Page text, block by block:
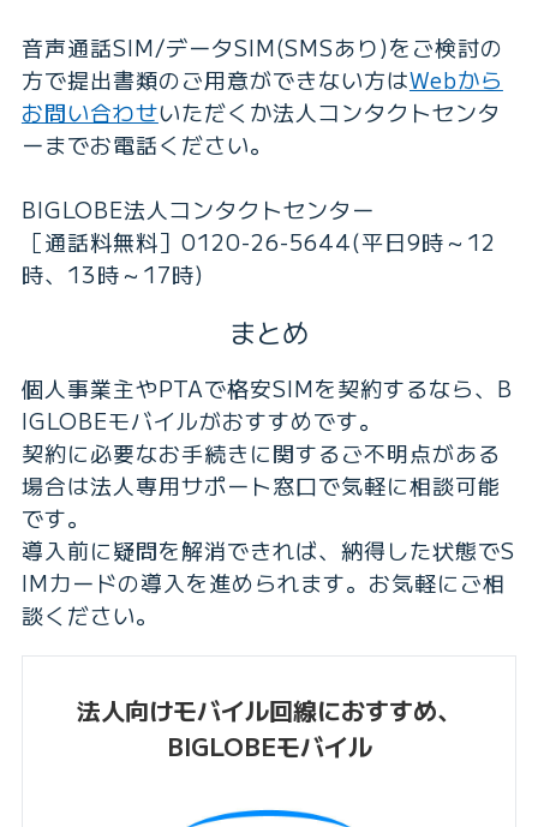
音声通話SIM/データSIM(SMSあり)をご検討の
方で提出書類のご用意ができない方はWebから
お問い合わせいただくか法人コンタクトセンタ
ーまでお電話ください。
BIGLOBE法人コンタクトセンター
［通話料無料］0120-26-5644(平日9時～12
時、13時～17時)
まとめ
個人事業主やPTAで格安SIMを契約するなら、B
IGLOBEモバイルがおすすめです。
契約に必要なお手続きに関するご不明点がある
場合は法人専用サポート窓口で気軽に相談可能
です。
導入前に疑問を解消できれば、納得した状態でS
IMカードの導入を進められます。お気軽にご相
談ください。
法人向けモバイル回線におすすめ、
BIGLOBEモバイル